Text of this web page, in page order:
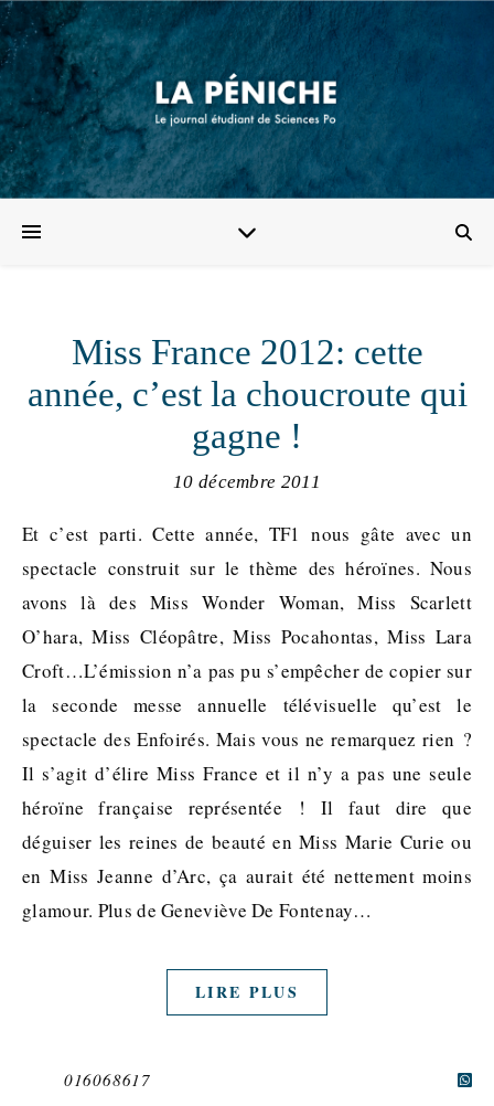
Miss France 2012: cette
année, c’est la choucroute qui
gagne !
10 décembre 2011
Et c’est parti. Cette année, TF1 nous gâte avec un
spectacle construit sur le thème des héroïnes. Nous
avons là des Miss Wonder Woman, Miss Scarlett
O’hara, Miss Cléopâtre, Miss Pocahontas, Miss Lara
Croft…L’émission n’a pas pu s’empêcher de copier sur
la seconde messe annuelle télévisuelle qu’est le
spectacle des Enfoirés. Mais vous ne remarquez rien ?
Il s’agit d’élire Miss France et il n’y a pas une seule
héroïne française représentée ! Il faut dire que
déguiser les reines de beauté en Miss Marie Curie ou
en Miss Jeanne d’Arc, ça aurait été nettement moins
glamour. Plus de Geneviève De Fontenay…
LIRE PLUS
016068617